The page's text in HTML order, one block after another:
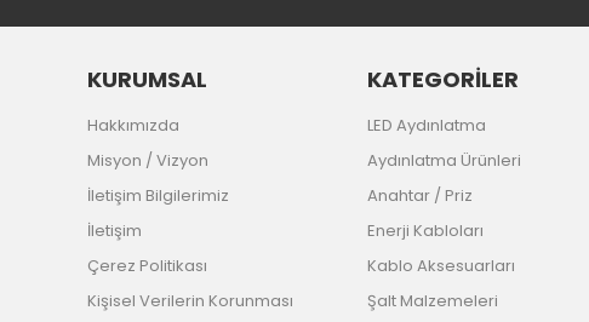
KURUMSAL
Hakkımızda
Misyon / Vizyon
İletişim Bilgilerimiz
İletişim
Çerez Politikası
Kişisel Verilerin Korunması
KATEGORİLER
LED Aydınlatma
Aydınlatma Ürünleri
Anahtar / Priz
Enerji Kabloları
Kablo Aksesuarları
Şalt Malzemeleri